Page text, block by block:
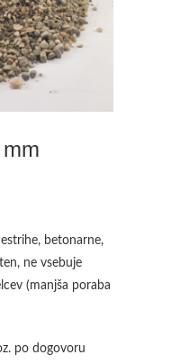
betonarne,
ne vsebuje
(manjša poraba
po dogovoru